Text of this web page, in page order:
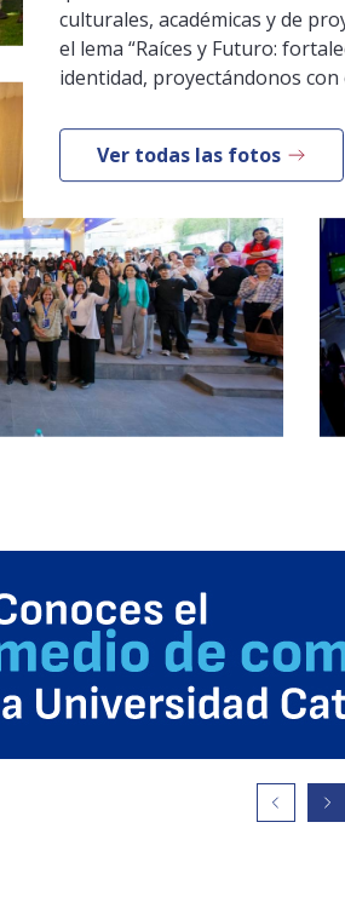
culturales, académicas y de
el lema “Raíces y Futuro:
identidad, proyectándonos con
Ver todas las fotos